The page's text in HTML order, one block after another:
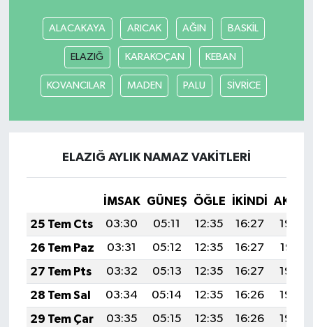
ALACAKAYA ARICAK AĞIN BASKİL
ELAZIĞ KARAKOÇAN KEBAN
KOVANCILAR MADEN PALU SİVRİCE
ELAZIĞ AYLIK NAMAZ VAKITLERI
İMSAK GÜNEŞ ÖĞLE İKINDI
25 Tem Cts
03:30 05:11 12:35 16:27
19:48
26 Tem Paz
03:31 05:12 12:35 16:27
19:47
27 Tem Pts
03:32 05:13 12:35 16:27
19:46
28 Tem Sal
03:34 05:14 12:35 16:26
19:46
29 Tem Çar
03:35 05:15 12:35 16:26
19:45